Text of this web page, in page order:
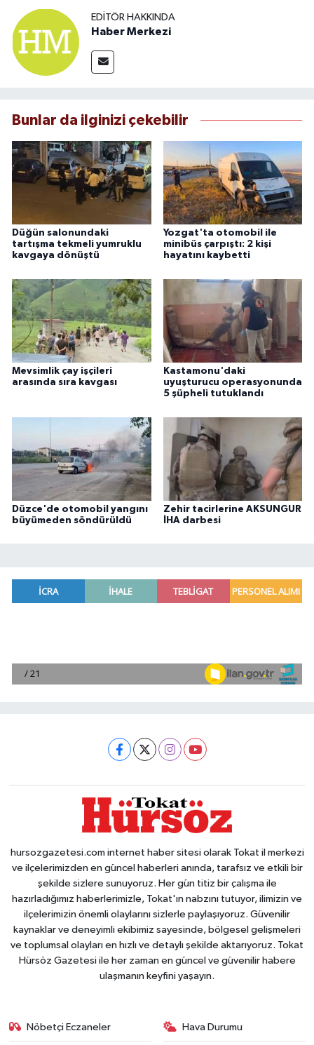
EDITÖR HAKKINDA
Haber Merkezi
Bunlar da ilginizi çekebilir
Düğün salonundaki
tartışma tekmeli yumruklu
kavgaya dönüştü
Yozgat'ta otomobil ile
minibüs çarpıştı: 2 kişi
hayatını kaybetti
Mevsimlik çay işçileri
arasında sıra kavgası
Kastamonu'daki
uyuşturucu operasyonunda
5 şüpheli tutuklandı
Düzce'de otomobil yangını
büyümeden söndürüldü
Zehir tacirlerine AKSUNGUR
İHA darbesi
hursozgazetesi.com internet haber sitesi olarak Tokat il merkezi
ve ilçelerimizden en güncel haberleri anında, tarafsız ve etkili bir
şekilde sizlere sunuyoruz. Her gün titiz bir çalışma ile
hazırladığımız haberlerimizle, Tokat'ın nabzını tutuyor, ilimizin ve
ilçelerimizin önemli olaylarını sizlerle paylaşıyoruz. Güvenilir
kaynaklar ve deneyimli ekibimiz sayesinde, bölgesel gelişmeleri
ve toplumsal olayları en hızlı ve detaylı şekilde aktarıyoruz. Tokat
Hürsöz Gazetesi ile her zaman en güncel ve güvenilir habere
ulaşmanın keyfini yaşayın.
Nöbetçi Eczaneler Hava Durumu